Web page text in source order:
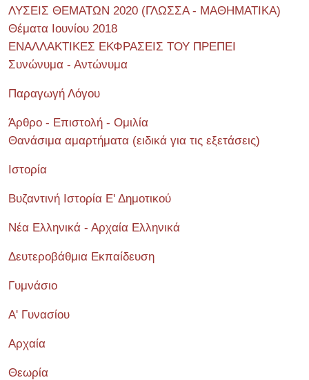
ΛΥΣΕΙΣ ΘΕΜΑΤΩΝ 2020 (ΓΛΩΣΣΑ - ΜΑΘΗΜΑΤΙΚΑ)
Θέματα Ιουνίου 2018
ΕΝΑΛΛΑΚΤΙΚΕΣ ΕΚΦΡΑΣΕΙΣ ΤΟΥ ΠΡΕΠΕΙ
Συνώνυμα - Αντώνυμα
Παραγωγή Λόγου
Άρθρο - Επιστολή - Ομιλία
Θανάσιμα αμαρτήματα (ειδικά για τις εξετάσεις)
Ιστορία
Βυζαντινή Ιστορία Ε' Δημοτικού
Νέα Ελληνικά - Αρχαία Ελληνικά
Δευτεροβάθμια Εκπαίδευση
Γυμνάσιο
Α' Γυνασίου
Αρχαία
Θεωρία